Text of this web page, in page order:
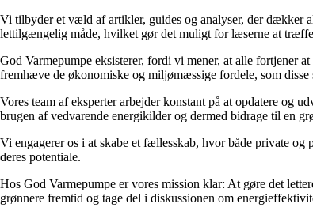
Vi tilbyder et væld af artikler, guides og analyser, der dækker
lettilgængelig måde, hvilket gør det muligt for læserne at
God Varmepumpe eksisterer, fordi vi mener, at alle fortjener
fremhæve de økonomiske og miljømæssige fordele, som disse
Vores team af eksperter arbejder konstant på at opdatere og
brugen af vedvarende energikilder og dermed bidrage til en
Vi engagerer os i at skabe et fællesskab, hvor både private
deres potentiale.
Hos God Varmepumpe er vores mission klar: At gøre det
grønnere fremtid og tage del i diskussionen om